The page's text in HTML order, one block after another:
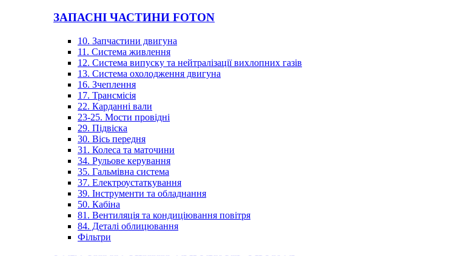
ЗАПАСНІ ЧАСТИНИ FOTON
10. Запчастини двигуна
11. Система живлення
12. Система випуску та нейтралізації вихлопних газів
13. Система охолодження двигуна
16. Зчеплення
17. Трансмісія
22. Карданні вали
23-25. Мости провідні
29. Підвіска
30. Вісь передня
31. Колеса та маточини
34. Рульове керування
35. Гальмівна система
37. Електроустаткування
39. Інструменти та обладнання
50. Кабіна
81. Вентиляція та кондиціювання повітря
84. Деталі облицювання
Фільтри